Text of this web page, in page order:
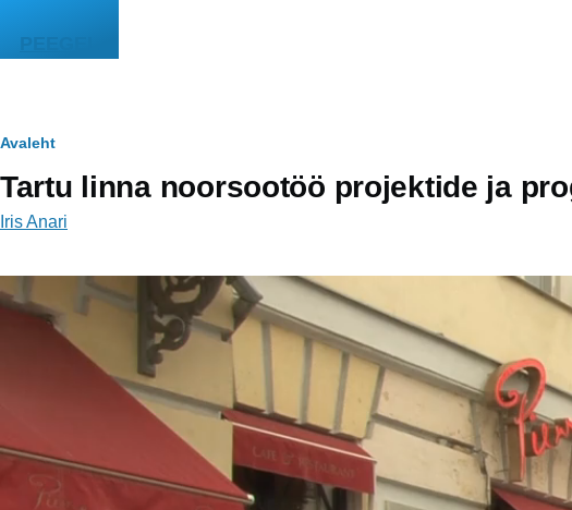
PEEGEL
Leivapuru
Avaleht
Tartu linna noorsootöö projektide ja
Iris Anari
Video